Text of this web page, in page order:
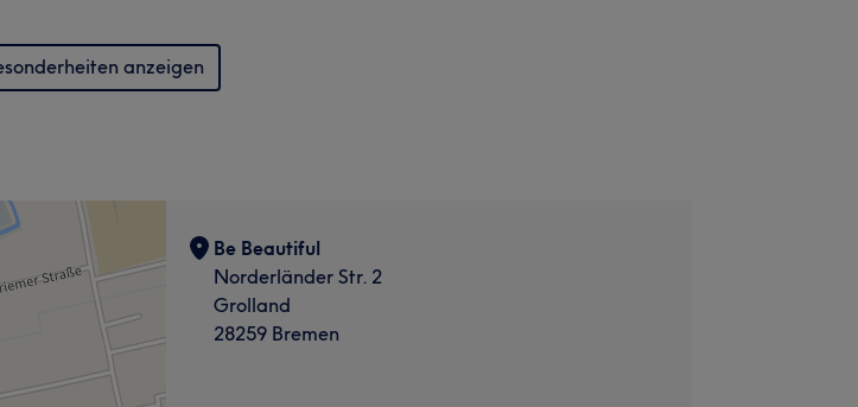
anzeigen
Be Beautiful
Norderländer Str. 2
Grolland
28259 Bremen